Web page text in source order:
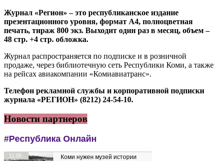
Журнал «Регион» – это республиканское издание
презентационного уровня, формат А4, полноцветная
печать, тираж 800 экз. Выходит один раз в месяц, объем –
48 стр. +4 стр. обложка.
Журнал распространяется по подписке и в розничной
продаже, через библиотечную сеть Республики Коми, а также
на рейсах авиакомпании «Комиавиатранс».
Телефон рекламной службы и корпоративной подписки
журнала «РЕГИОН» (8212) 24-54-10.
Новости партнеров